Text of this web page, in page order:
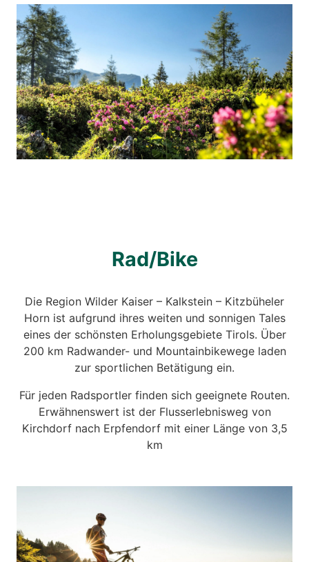
Rad/Bike
Die Region Wilder Kaiser – Kalkstein – Kitzbüheler
Horn ist aufgrund ihres weiten und sonnigen Tales
eines der schönsten Erholungsgebiete Tirols. Über
200 km Radwander- und Mountainbikewege laden
zur sportlichen Betätigung ein.
Für jeden Radsportler finden sich geeignete Routen.
Erwähnenswert ist der Flusserlebnisweg von
Kirchdorf nach Erpfendorf mit einer Länge von 3,5
km